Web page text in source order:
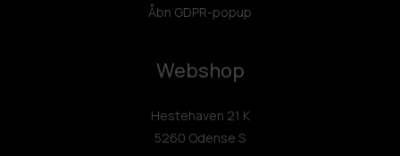
Åbn GDPR-popup
Webshop
Hestehaven 21 K
5260 Odense S